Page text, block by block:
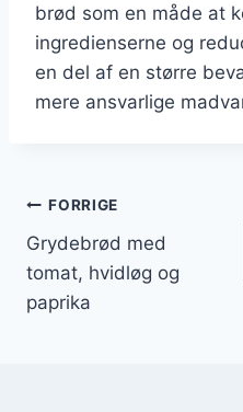
brød som en måde at
ingredienserne og
en del af en større
mere ansvarlige
FORRIGE
Grydebrød med
tomat, hvidløg og
paprika